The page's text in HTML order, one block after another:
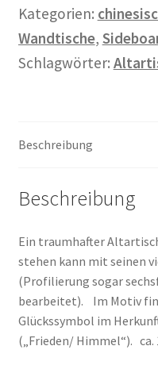
Wohnzimmertisch mit
Zahlungsarten
Kategorien:
Wandtische,
Schlagwörter:
Beschreibung
Beschreibung
Ein traumhafter
stehen kann mit seinen
(Profilierung sogar
bearbeitet). Im Motiv
Glückssymbol im
(„Frieden/ Himmel“). ca.